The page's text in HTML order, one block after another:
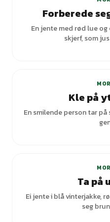
Forberede
En jente med rød lue
skjerf, som
Kle på
En smilende person tar
Ta på
Ei jente i blå vinterjakke,
seg